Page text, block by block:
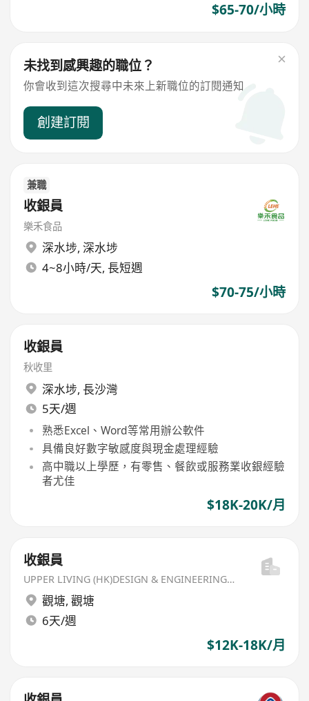
$65-70/小時
未找到感興趣的職位？
你會收到這次搜尋中未來上新職位的訂閱通知
創建訂閱
兼職
收銀員
樂禾食品
深水埗, 深水埗
4~8小時/天, 長短週
$70-75/小時
收銀員
秋收里
深水埗, 長沙灣
5天/週
熟悉Excel、Word等常用辦公軟件
具備良好數字敏感度與現金處理經驗
高中職以上學歷，有零售、餐飲或服務業收銀經驗
者尤佳
$18K-20K/月
收銀員
UPPER LIVING (HK)DESIGN & ENGINEERING LIMITED
觀塘, 觀塘
6天/週
$12K-18K/月